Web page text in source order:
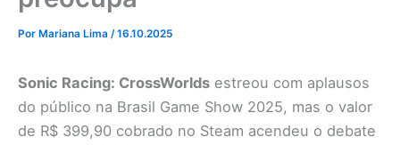
Por Mariana Lima /16.10.2025
Sonic Racing: CrossWorlds estreou com aplausos
do público na Brasil Game Show 2025, mas o valor
de R$ 399,90 cobrado no Steam acendeu o debate